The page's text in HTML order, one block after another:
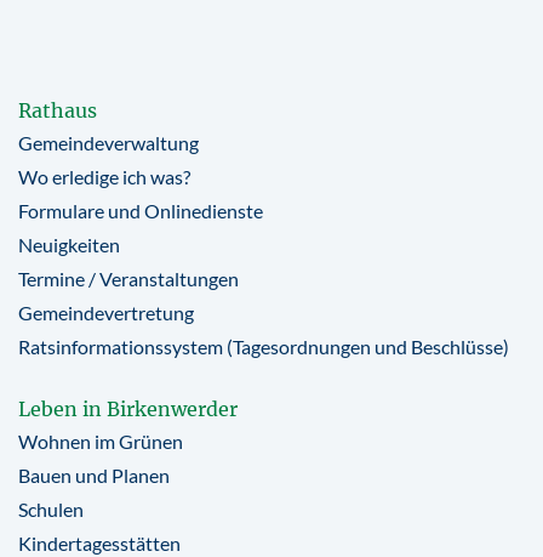
Rathaus
Gemeindeverwaltung
Wo erledige ich was?
Formulare und Onlinedienste
Neuigkeiten
Termine / Veranstaltungen
Gemeindevertretung
Ratsinformationssystem (Tagesordnungen und Beschlüsse)
Leben in Birkenwerder
Wohnen im Grünen
Bauen und Planen
Schulen
Kindertagesstätten